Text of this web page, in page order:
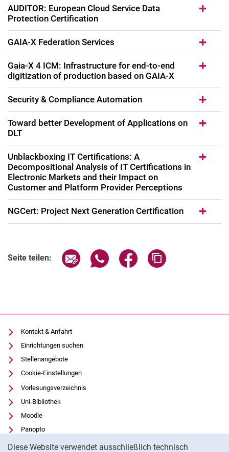
Diese Website verwendet ausschließlich technisch
AUDITOR: European Cloud Service Data
Protection Certification
GAIA-X Federation Services
Gaia-X 4 ICM: Infrastructure for end-to-end
digitization of production based on GAIA-X
Security & Compliance Automation
Toward better Development of Applications on
DLT
Unblackboxing IT Certifications: A
Decompositional Analysis of IT Certifications in
Electronic Markets and their Impact on
Customer and Platform Provider Perceptions
NGCert: Project Next Generation Certification
Seite teilen: Seite über E-Mail teilen
Seite über WhatsApp teilen
Seite über Facebook
Kontakt & Anfahrt
Einrichtungen suchen
Stellenangebote
Cookie-Einstellungen
Vorlesungsverzeichnis
Uni-Bibliothek
Moodle
Panopto
Datenschutz